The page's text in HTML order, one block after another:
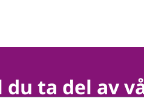
du ta del av